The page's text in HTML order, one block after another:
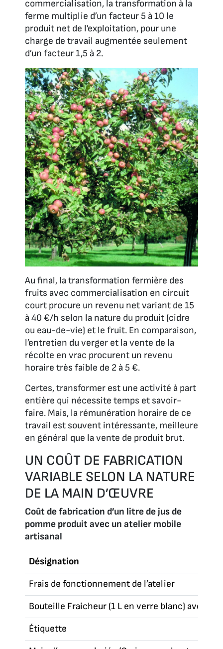
commercialisation, la transformation à la
ferme multiplie d’un facteur 5 à 10 le
produit net de l’exploitation, pour une
charge de travail augmentée seulement
d’un facteur 1,5 à 2.
Au final, la transformation fermière des
fruits avec commercialisation en circuit
court procure un revenu net variant de 15
à 40 €/h selon la nature du produit (cidre
ou eau-de-vie) et le fruit. En comparaison,
l’entretien du verger et la vente de la
récolte en vrac procurent un revenu
horaire très faible de 2 à 5 €.
Certes, transformer est une activité à part
entière qui nécessite temps et savoir-
faire. Mais, la rémunération horaire de ce
travail est souvent intéressante, meilleure
en général que la vente de produit brut.
UN COÛT DE FABRICATION
VARIABLE SELON LA NATURE
DE LA MAIN D’ŒUVRE
Coût de fabrication d’un litre de jus de
pomme produit avec un atelier mobile
artisanal
Désignation
Frais de fonctionnement de l’atelier
Bouteille Fraicheur (1 L en verre blanc) avec
Étiquette